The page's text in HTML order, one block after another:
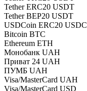
Tether ERC20 USDT
Tether BEP20 USDT
USDCoin ERC20 USDC
Bitcoin BTC
Ethereum ETH
Монобанк UAH
Приват 24 UAH
ПУМБ UAH
Visa/MasterCard UAH
Visa/MasterCard USD